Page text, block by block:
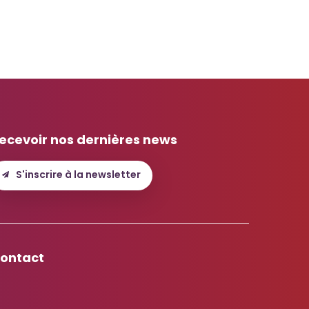
nos dernières news
S'inscrire à la newsletter